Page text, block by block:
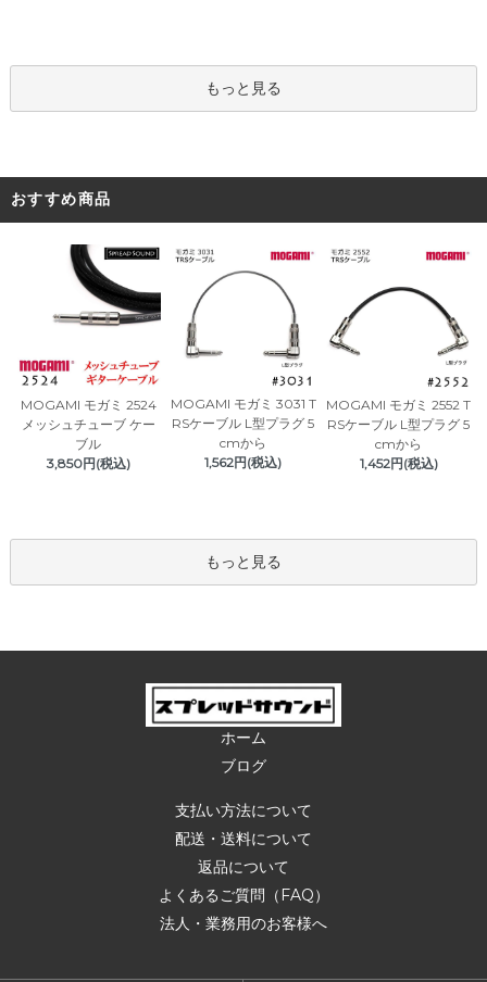
もっと見る
おすすめ商品
MOGAMI モガミ 2524
メッシュチューブ ケー
ブル
3,850円(税込)
MOGAMI モガミ 3031 T
RSケーブル L型プラグ 5
cmから
1,562円(税込)
MOGAMI モガミ 2552 T
RSケーブル L型プラグ 5
cmから
1,452円(税込)
もっと見る
ホーム
ブログ
支払い方法について
配送・送料について
返品について
よくあるご質問（FAQ）
法人・業務用のお客様へ